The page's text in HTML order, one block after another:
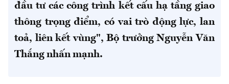
đầu tư các công trình kết cấu hạ tầng giao
thông trọng điểm, có vai trò động lực, lan
toả, liên kết vùng", Bộ trưởng Nguyễn Văn
Thắng nhấn mạnh.